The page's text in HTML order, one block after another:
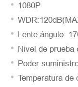
1080P
Lente ángulo:
Nivel de prueba
Poder
Temperatura de